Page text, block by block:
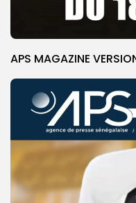
APS MAGAZINE